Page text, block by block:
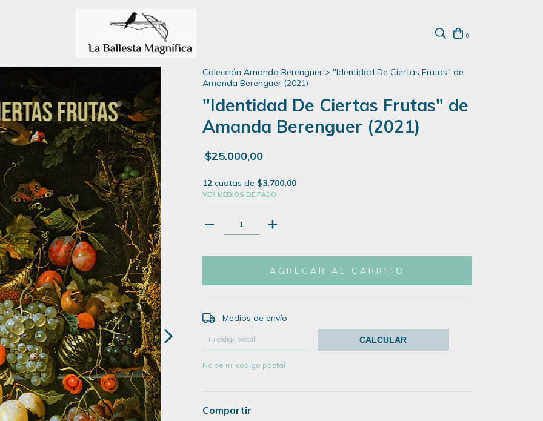
0
Colección Amanda Berenguer > "Identidad De Ciertas Frutas" de
Amanda Berenguer (2021)
"Identidad De Ciertas Frutas" de
Amanda Berenguer (2021)
$25.000,00
12 cuotas de $3.700,00
VER MEDIOS DE PAGO
Entregas para el CP:
Medios de envío
CALCULAR
No sé mi código postal
Compartir